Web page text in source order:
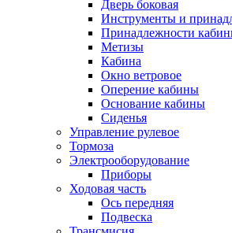
Дверь боковая
Инструменты и
Принадлежности
Метизы
Кабина
Окно ветровое
Оперение кабины
Основание кабины
Сиденья
Управление рулевое
Тормоза
Электрооборудование
Приборы
Ходовая часть
Ось передняя
Подвеска